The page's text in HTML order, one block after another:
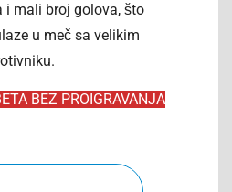
i mali broj golova, što
u meč sa velikim
BEZ PROIGRAVANJA